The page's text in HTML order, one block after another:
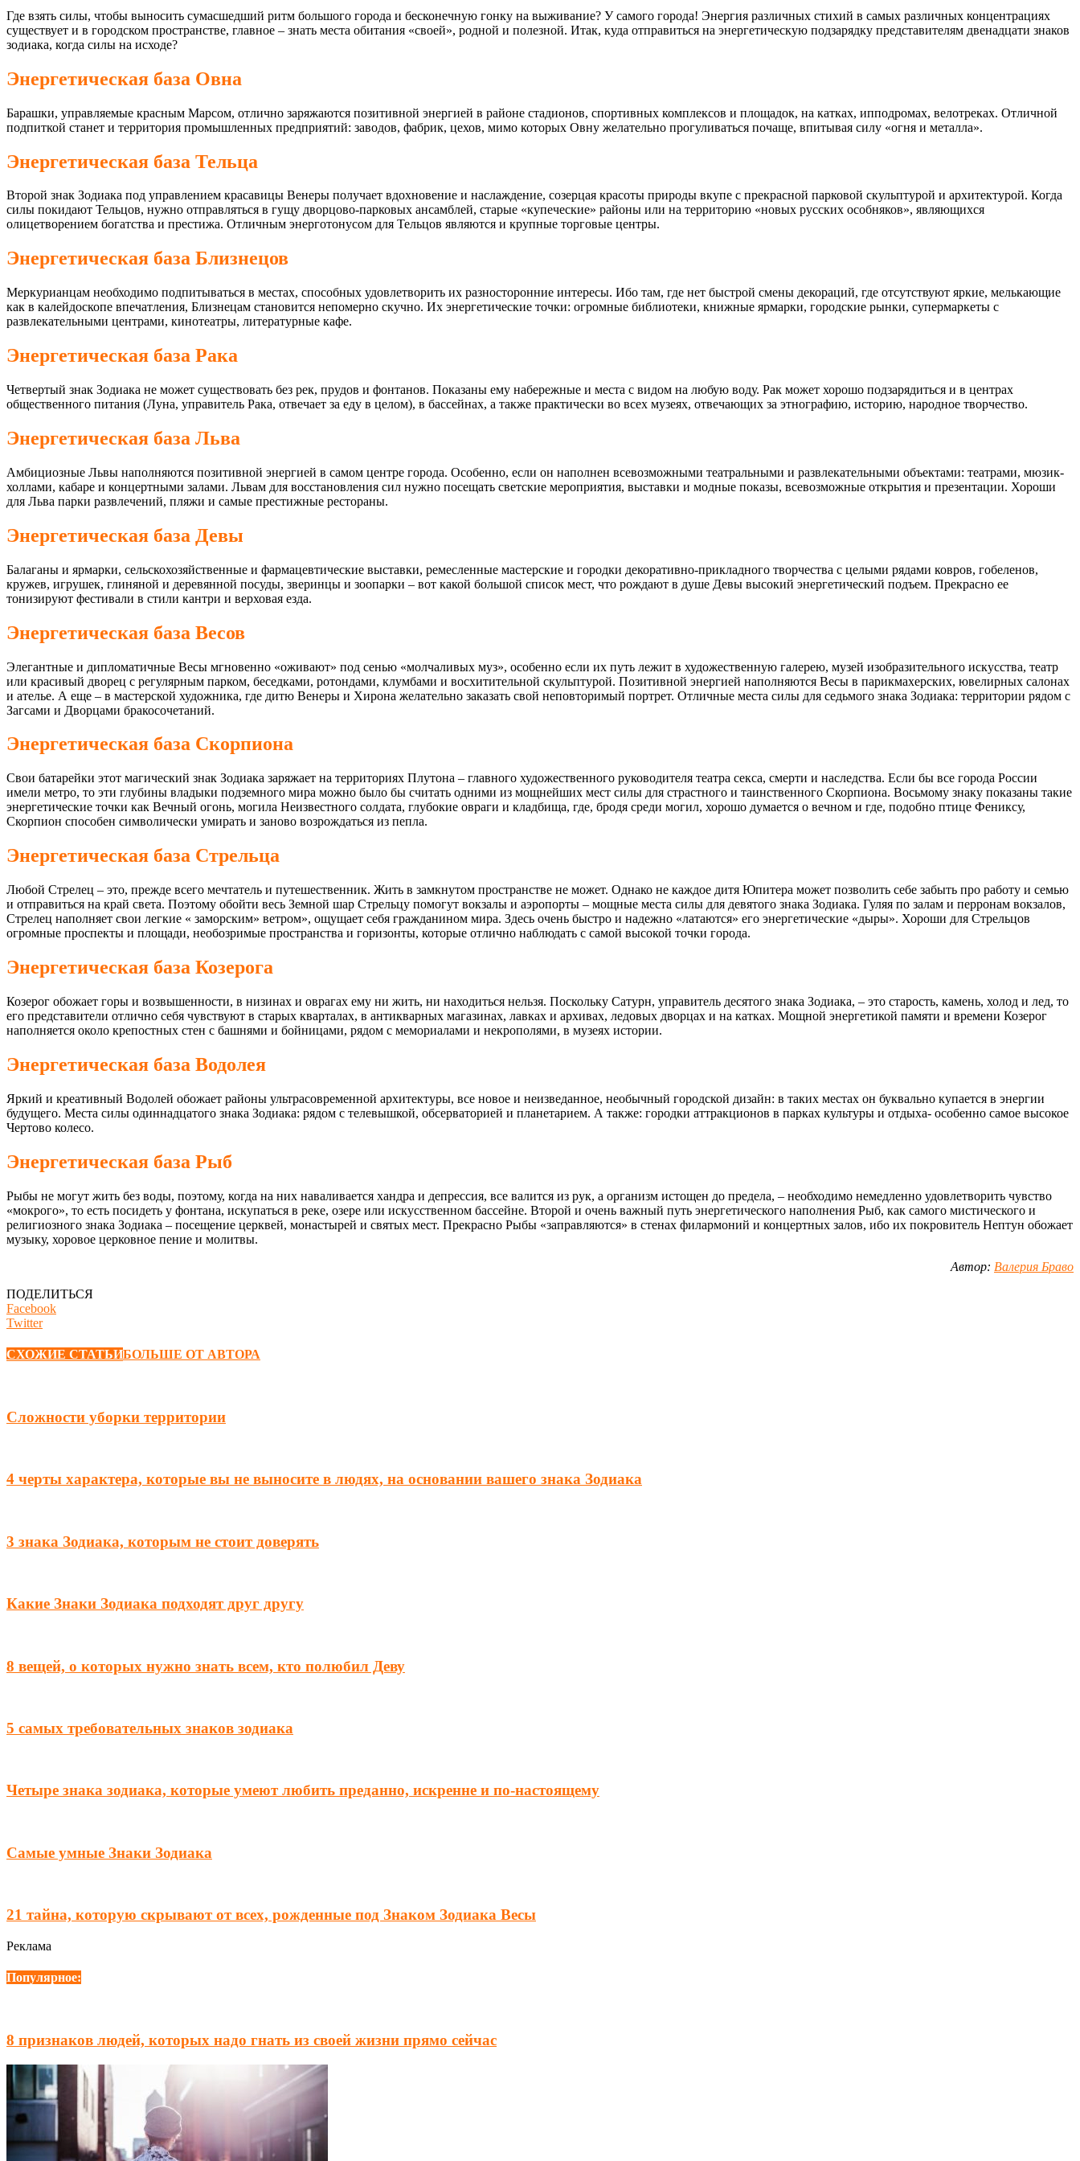
Где взять силы, чтобы выносить сумасшедший ритм большого города и бесконечную гонку на выживание? У самого города! Энергия различных стихий в самых различных концентрациях
существует и в городском пространстве, главное – знать места обитания «своей», родной и полезной. Итак, куда отправиться на энергетическую подзарядку представителям двенадцати знаков
зодиака, когда силы на исходе?
Энергетическая база Овна
Барашки, управляемые красным Марсом, отлично заряжаются позитивной энергией в районе стадионов, спортивных комплексов и площадок, на катках, ипподромах, велотреках. Отличной
подпиткой станет и территория промышленных предприятий: заводов, фабрик, цехов, мимо которых Овну желательно прогуливаться почаще, впитывая силу «огня и металла».
Энергетическая база Тельца
Второй знак Зодиака под управлением красавицы Венеры получает вдохновение и наслаждение, созерцая красоты природы вкупе с прекрасной парковой скульптурой и архитектурой. Когда
силы покидают Тельцов, нужно отправляться в гущу дворцово-парковых ансамблей, старые «купеческие» районы или на территорию «новых русских особняков», являющихся
олицетворением богатства и престижа. Отличным энерготонусом для Тельцов являются и крупные торговые центры.
Энергетическая база Близнецов
Меркурианцам необходимо подпитываться в местах, способных удовлетворить их разносторонние интересы. Ибо там, где нет быстрой смены декораций, где отсутствуют яркие, мелькающие
как в калейдоскопе впечатления, Близнецам становится непомерно скучно. Их энергетические точки: огромные библиотеки, книжные ярмарки, городские рынки, супермаркеты с
развлекательными центрами, кинотеатры, литературные кафе.
Энергетическая база Рака
Четвертый знак Зодиака не может существовать без рек, прудов и фонтанов. Показаны ему набережные и места с видом на любую воду. Рак может хорошо подзарядиться и в центрах
общественного питания (Луна, управитель Рака, отвечает за еду в целом), в бассейнах, а также практически во всех музеях, отвечающих за этнографию, историю, народное творчество.
Энергетическая база Льва
Амбициозные Львы наполняются позитивной энергией в самом центре города. Особенно, если он наполнен всевозможными театральными и развлекательными объектами: театрами, мюзик-
холлами, кабаре и концертными залами. Львам для восстановления сил нужно посещать светские мероприятия, выставки и модные показы, всевозможные открытия и презентации. Хороши
для Льва парки развлечений, пляжи и самые престижные рестораны.
Энергетическая база Девы
Балаганы и ярмарки, сельскохозяйственные и фармацевтические выставки, ремесленные мастерские и городки декоративно-прикладного творчества с целыми рядами ковров, гобеленов,
кружев, игрушек, глиняной и деревянной посуды, зверинцы и зоопарки – вот какой большой список мест, что рождают в душе Девы высокий энергетический подъем. Прекрасно ее
тонизируют фестивали в стили кантри и верховая езда.
Энергетическая база Весов
Элегантные и дипломатичные Весы мгновенно «оживают» под сенью «молчаливых муз», особенно если их путь лежит в художественную галерею, музей изобразительного искусства, театр
или красивый дворец с регулярным парком, беседками, ротондами, клумбами и восхитительной скульптурой. Позитивной энергией наполняются Весы в парикмахерских, ювелирных салонах
и ателье. А еще – в мастерской художника, где дитю Венеры и Хирона желательно заказать свой неповторимый портрет. Отличные места силы для седьмого знака Зодиака: территории рядом с
Загсами и Дворцами бракосочетаний.
Энергетическая база Скорпиона
Свои батарейки этот магический знак Зодиака заряжает на территориях Плутона – главного художественного руководителя театра секса, смерти и наследства. Если бы все города России
имели метро, то эти глубины владыки подземного мира можно было бы считать одними из мощнейших мест силы для страстного и таинственного Скорпиона. Восьмому знаку показаны такие
энергетические точки как Вечный огонь, могила Неизвестного солдата, глубокие овраги и кладбища, где, бродя среди могил, хорошо думается о вечном и где, подобно птице Фениксу,
Скорпион способен символически умирать и заново возрождаться из пепла.
Энергетическая база Стрельца
Любой Стрелец – это, прежде всего мечтатель и путешественник. Жить в замкнутом пространстве не может. Однако не каждое дитя Юпитера может позволить себе забыть про работу и семью
и отправиться на край света. Поэтому обойти весь Земной шар Стрельцу помогут вокзалы и аэропорты – мощные места силы для девятого знака Зодиака. Гуляя по залам и перронам вокзалов,
Стрелец наполняет свои легкие « заморским» ветром», ощущает себя гражданином мира. Здесь очень быстро и надежно «латаются» его энергетические «дыры». Хороши для Стрельцов
огромные проспекты и площади, необозримые пространства и горизонты, которые отлично наблюдать с самой высокой точки города.
Энергетическая база Козерога
Козерог обожает горы и возвышенности, в низинах и оврагах ему ни жить, ни находиться нельзя. Поскольку Сатурн, управитель десятого знака Зодиака, – это старость, камень, холод и лед, то
его представители отлично себя чувствуют в старых кварталах, в антикварных магазинах, лавках и архивах, ледовых дворцах и на катках. Мощной энергетикой памяти и времени Козерог
наполняется около крепостных стен с башнями и бойницами, рядом с мемориалами и некрополями, в музеях истории.
Энергетическая база Водолея
Яркий и креативный Водолей обожает районы ультрасовременной архитектуры, все новое и неизведанное, необычный городской дизайн: в таких местах он буквально купается в энергии
будущего. Места силы одиннадцатого знака Зодиака: рядом с телевышкой, обсерваторией и планетарием. А также: городки аттракционов в парках культуры и отдыха- особенно самое высокое
Чертово колесо.
Энергетическая база Рыб
Рыбы не могут жить без воды, поэтому, когда на них наваливается хандра и депрессия, все валится из рук, а организм истощен до предела, – необходимо немедленно удовлетворить чувство
«мокрого», то есть посидеть у фонтана, искупаться в реке, озере или искусственном бассейне. Второй и очень важный путь энергетического наполнения Рыб, как самого мистического и
религиозного знака Зодиака – посещение церквей, монастырей и святых мест. Прекрасно Рыбы «заправляются» в стенах филармоний и концертных залов, ибо их покровитель Нептун обожает
музыку, хоровое церковное пение и молитвы.
Автор: Валерия Браво
ПОДЕЛИТЬСЯ
Facebook
Twitter
СХОЖИЕ СТАТЬИБОЛЬШЕ ОТ АВТОРА
Сложности уборки территории
4 черты характера, которые вы не выносите в людях, на основании вашего знака Зодиака
3 знака Зодиака, которым не стоит доверять
Какие Знаки Зодиака подходят друг другу
8 вещей, о которых нужно знать всем, кто полюбил Деву
5 самых требовательных знаков зодиака
Четыре знака зодиака, которые умеют любить преданно, искренне и по-настоящему
Самые умные Знаки Зодиака
21 тайна, которую скрывают от всех, рожденные под Знаком Зодиака Весы
Реклама
Популярное:
8 признаков людей, которых надо гнать из своей жизни прямо сейчас